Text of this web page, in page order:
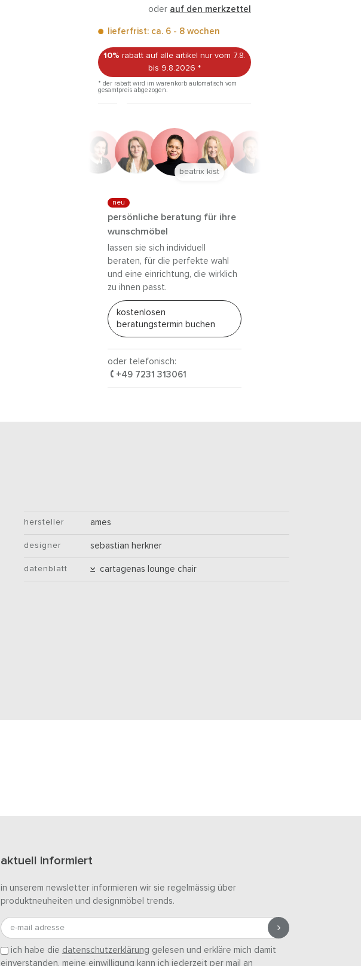
oder auf den merkzettel
lieferfrist: ca. 6 - 8 wochen
10% rabatt auf alle artikel nur vom 7.8.
bis 9.8.2026 *
* der rabatt wird im warenkorb automatisch vom
gesamtpreis abgezogen.
neu
persönliche beratung für ihre
wunschmöbel
lassen sie sich individuell
beraten, für die perfekte wahl
und eine einrichtung, die wirklich
zu ihnen passt.
kostenlosen
beratungstermin buchen
oder telefonisch:
+49 7231 313061
anna trautz
hersteller ames
designer sebastian herkner
datenblatt cartagenas lounge chair
aktuell informiert
in unserem newsletter informieren wir sie regelmässig über
produktneuheiten und designmöbel trends.
e-mail adresse
ich habe die datenschutzerklärung gelesen und erkläre mich damit
einverstanden. meine einwilligung kann ich jederzeit per mail an